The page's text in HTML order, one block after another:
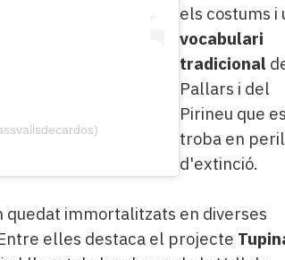
els costums i
vocabulari
tradicional
Pallars i del
Pirineu que es
troba en
d'extinció.
quedat immortalitzats en diverses
elles destaca el projecte